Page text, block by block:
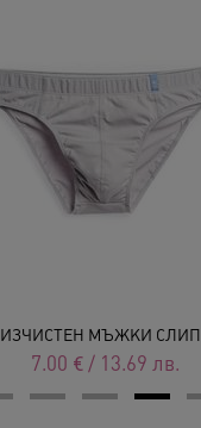
ИЗЧИСТЕН МЪЖКИ СЛИП
7.00 € / 13.69 лв.